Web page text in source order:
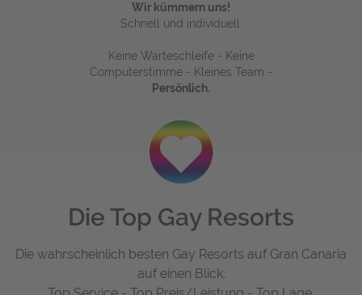
Wir kümmern uns!
Schnell und individuell.
Keine Warteschleife - Keine
Computerstimme - Kleines Team -
Persönlich.
Die Top Gay Resorts
Die wahrscheinlich besten Gay Resorts auf Gran Canaria
auf einen Blick.